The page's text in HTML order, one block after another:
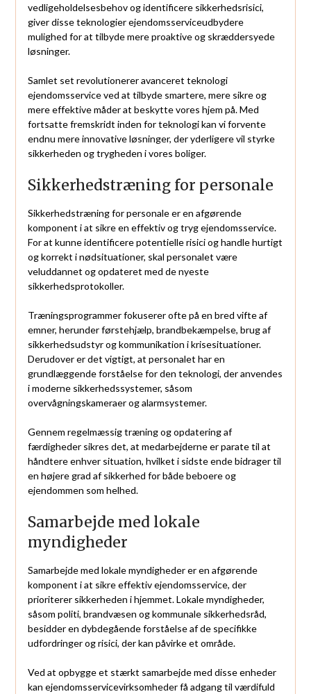
vedligeholdelsesbehov og identificere sikkerhedsrisici,
giver disse teknologier ejendomsserviceudbydere
mulighed for at tilbyde mere proaktive og skræddersyede
løsninger.
Samlet set revolutionerer avanceret teknologi
ejendomsservice ved at tilbyde smartere, mere sikre og
mere effektive måder at beskytte vores hjem på. Med
fortsatte fremskridt inden for teknologi kan vi forvente
endnu mere innovative løsninger, der yderligere vil styrke
sikkerheden og trygheden i vores boliger.
Sikkerhedstræning for personale
Sikkerhedstræning for personale er en afgørende
komponent i at sikre en effektiv og tryg ejendomsservice.
For at kunne identificere potentielle risici og handle hurtigt
og korrekt i nødsituationer, skal personalet være
veluddannet og opdateret med de nyeste
sikkerhedsprotokoller.
Træningsprogrammer fokuserer ofte på en bred vifte af
emner, herunder førstehjælp, brandbekæmpelse, brug af
sikkerhedsudstyr og kommunikation i krisesituationer.
Derudover er det vigtigt, at personalet har en
grundlæggende forståelse for den teknologi, der anvendes
i moderne sikkerhedssystemer, såsom
overvågningskameraer og alarmsystemer.
Gennem regelmæssig træning og opdatering af
færdigheder sikres det, at medarbejderne er parate til at
håndtere enhver situation, hvilket i sidste ende bidrager til
en højere grad af sikkerhed for både beboere og
ejendommen som helhed.
Samarbejde med lokale
myndigheder
Samarbejde med lokale myndigheder er en afgørende
komponent i at sikre effektiv ejendomsservice, der
prioriterer sikkerheden i hjemmet. Lokale myndigheder,
såsom politi, brandvæsen og kommunale sikkerhedsråd,
besidder en dybdegående forståelse af de specifikke
udfordringer og risici, der kan påvirke et område.
Ved at opbygge et stærkt samarbejde med disse enheder
kan ejendomsservicevirksomheder få adgang til værdifuld